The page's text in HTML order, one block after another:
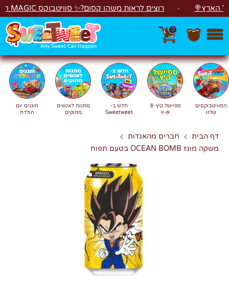
דלג רוצים לראות משהו קסום?✨ סוויטבוקס MAGIC הפך ל"מכונת משחקים"! 🎁🕹️
0
חפשחיפוש
הסוויטבוקסים
שלנו
ספיישל קיץ 🍦
🍧🌞
חדש ב-
Sweetweet
מתנות לאנשים
מתוקים
חוגגים יום
הולדת
דף הבית
חברים מהאגדות
משקה מוגז OCEAN BOMB בטעם תפוח